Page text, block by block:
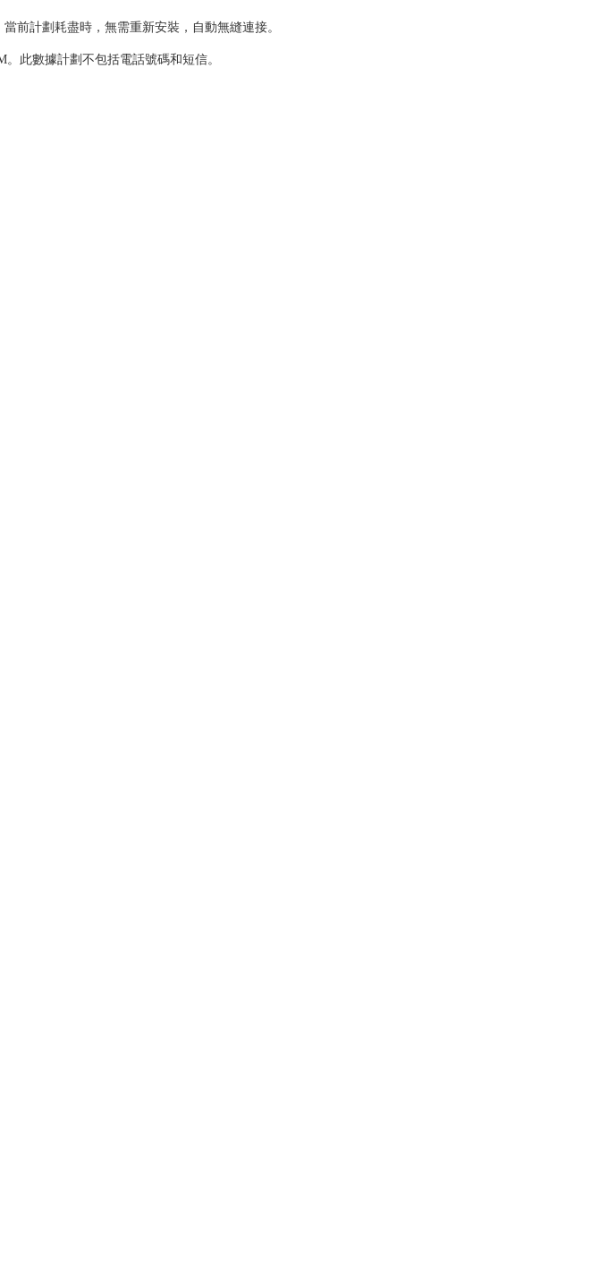
前計劃耗盡時，無需重新安裝，自動無縫連接。
此數據計劃不包括電話號碼和短信。